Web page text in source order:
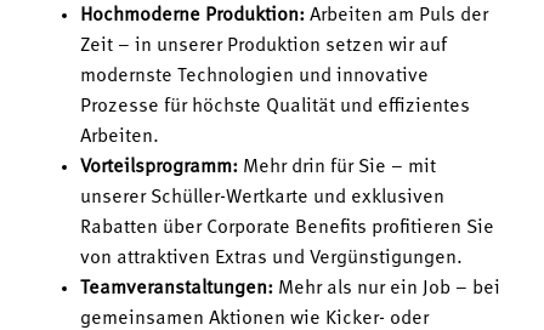
Hochmoderne Produktion: Arbeiten am Puls der
Zeit – in unserer Produktion setzen wir auf
modernste Technologien und innovative
Prozesse für höchste Qualität und effizientes
Arbeiten.
Vorteilsprogramm: Mehr drin für Sie – mit
unserer Schüller-Wertkarte und exklusiven
Rabatten über Corporate Benefits profitieren Sie
von attraktiven Extras und Vergünstigungen.
Teamveranstaltungen: Mehr als nur ein Job – bei
gemeinsamen Aktionen wie Kicker- oder